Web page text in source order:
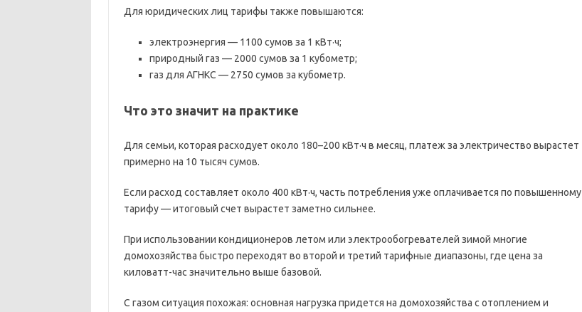
Для юридических лиц тарифы также повышаются:
электроэнергия — 1100 сумов за 1 кВт·ч;
природный газ — 2000 сумов за 1 кубометр;
газ для АГНКС — 2750 сумов за кубометр.
Что это значит на практике
Для семьи, которая расходует около 180–200 кВт·ч в месяц, платеж за электричество вырастет
примерно на 10 тысяч сумов.
Если расход составляет около 400 кВт·ч, часть потребления уже оплачивается по повышенному
тарифу — итоговый счет вырастет заметно сильнее.
При использовании кондиционеров летом или электрообогревателей зимой многие
домохозяйства быстро переходят во второй и третий тарифные диапазоны, где цена за
киловатт-час значительно выше базовой.
С газом ситуация похожая: основная нагрузка придется на домохозяйства с отоплением и